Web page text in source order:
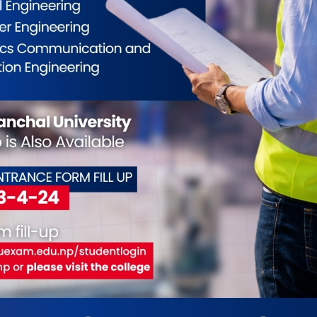
उच्च शिक्षा नीति
पहिलो सत्र सम्पन्न
औषधि लिमिटेडदेखि नेपाल
एयरलाइन्ससम्म सकारात्मक
देखिन थालेको प्रधानमन्त्री
शाहको दाबी
एक